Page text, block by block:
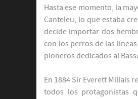
Hasta ese momento, la
Canteleu, lo que estaba
decide importar dos
con los perros de las
pioneros dedicados al
En 1884 Sir Everett Millais
todos los protagonistas